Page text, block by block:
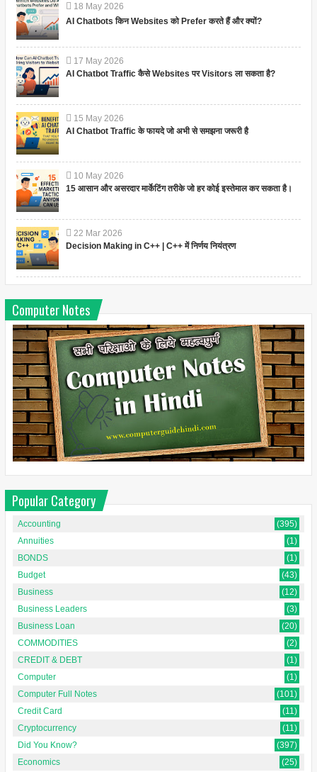
18 May 2026
AI Chatbots किन Websites को Prefer करते हैं और क्यों?
17 May 2026
AI Chatbot Traffic कैसे Websites पर Visitors ला सकता है?
15 May 2026
AI Chatbot Traffic के फायदे जो अभी से समझना जरूरी है
10 May 2026
15 आसान और असरदार मार्केटिंग तरीके जो हर कोई इस्तेमाल कर सकता है।
22 Mar 2026
Decision Making in C++ | C++ में निर्णय नियंत्रण
Computer Notes
Popular Category
Accounting
(395)
Annuities
(1)
BONDS
(1)
Budget
(43)
Business
(12)
Business Leaders
(3)
Business Loan
(20)
COMMODITIES
(2)
CREDIT & DEBT
(1)
Computer
(1)
Computer Full Notes
(101)
Credit Card
(11)
Cryptocurrency
(11)
Did You Know?
(397)
Economics
(25)